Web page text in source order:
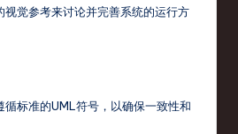
视觉参考来讨论并完善系统的运行方
循标准的UML符号，以确保一致性和